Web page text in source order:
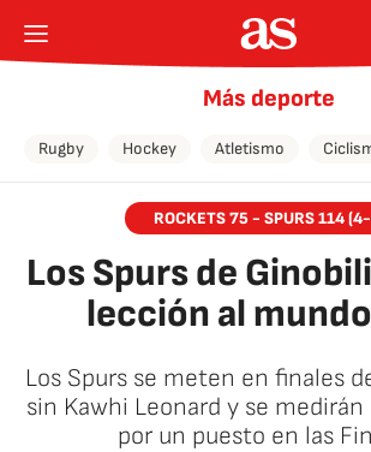
Más deporte
Rugby Hockey Atletismo
ROCKETS 75 - SPURS 114
Los Spurs de
lección al
Los Spurs se meten en finales
sin Kawhi Leonard y se medirán
por un puesto en las